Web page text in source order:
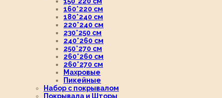
160*220 см
180*240 см
220*240 см
230*250 см
240*260 см
250*270 см
260*260 см
260*270 см
Махровые
Пикейные
Набор с покрывалом
Покрывала и Шторы